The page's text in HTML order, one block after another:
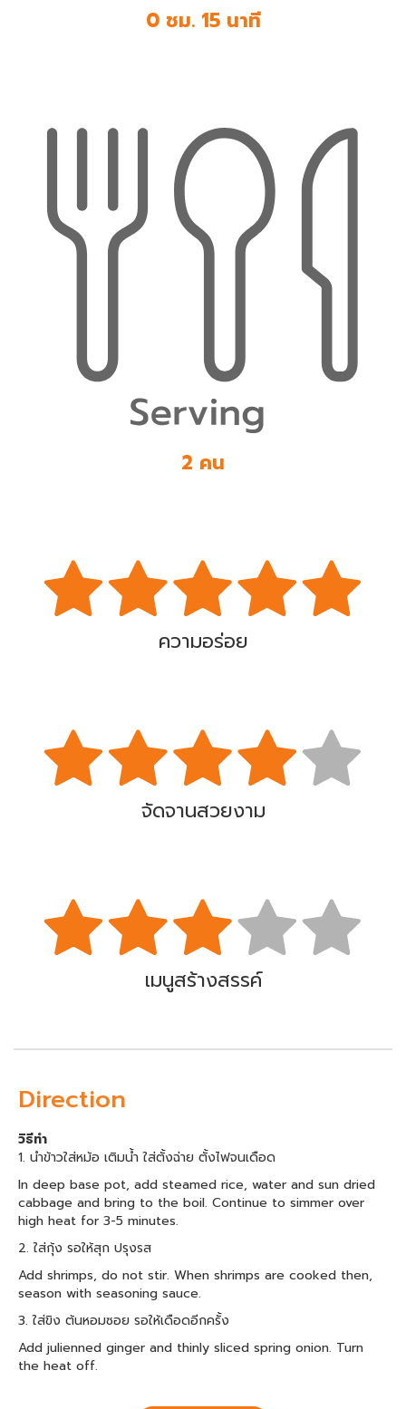
0 ชม. 15 นาที
2 คน
ความอร่อย
จัดจานสวยงาม
เมนูสร้างสรรค์
Direction
วิธีทำ
1. นำข้าวใส่หม้อ เติมน้ำ ใส่ตั้งฉ่าย ตั้งไฟจนเดือด
In deep base pot, add steamed rice, water and sun dried
cabbage and bring to the boil. Continue to simmer over
high heat for 3-5 minutes.
2. ใส่กุ้ง รอให้สุก ปรุงรส
Add shrimps, do not stir. When shrimps are cooked then,
season with seasoning sauce.
3. ใส่ขิง ต้นหอมซอย รอให้เดือดอีกครั้ง
Add julienned ginger and thinly sliced spring onion. Turn
the heat off.